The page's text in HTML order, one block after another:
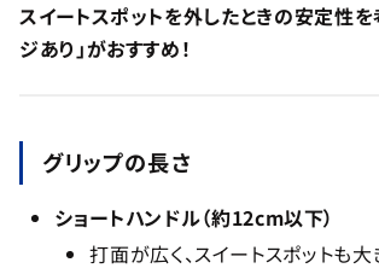
スイートスポットを外したときの安定性を
ジあり」がおすすめ！
グリップの長さ
ショートハンドル（約12cm以下）
打面が広く、スイートスポットも大